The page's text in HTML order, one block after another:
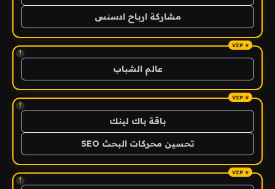
مشاركة ارباح ادسنس
!
عالم الشباب
!
باقة باك لينك
تحسين محركات البحث SEO
!